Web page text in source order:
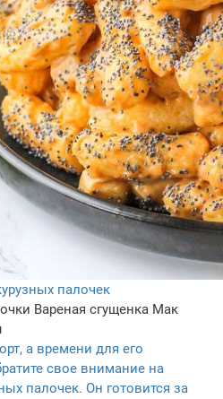
палочек
Вареная сгущенка Мак
а времени для его
свое внимание на
палочек. Он готовится за